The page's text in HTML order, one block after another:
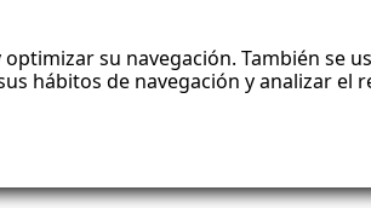
su navegación. También se
hábitos de navegación y analizar